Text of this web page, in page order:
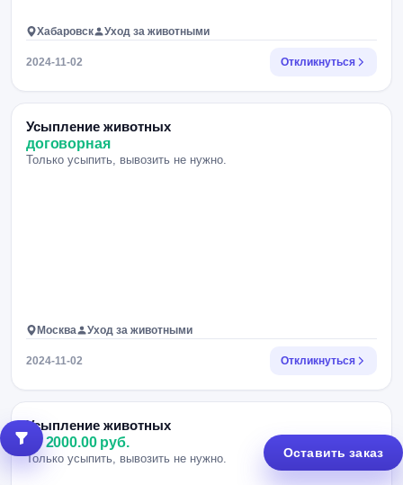
Хабаровск Уход за животными
2024-11-02 Откликнуться
Усыпление животных
договорная
Только усыпить, вывозить не нужно.
Москва Уход за животными
2024-11-02 Откликнуться
Усыпление животных
от 2000.00 руб.
Только усыпить, вывозить не нужно. Оставить заказ